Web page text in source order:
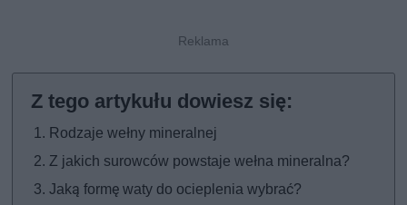
Rodzaje wełny mineralnej
Z jakich surowców powstaje wełna mineralna?
Jaką formę waty do ocieplenia wybrać?